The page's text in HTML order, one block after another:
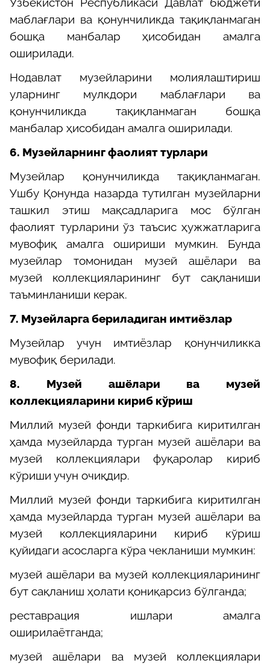
маблағлари ва қонунчиликда тақиқланмаган
бошқа манбалар ҳисобидан амалга
оширилади.
Нодавлат музейларини молиялаштириш
уларнинг мулкдори маблағлари ва
қонунчиликда тақиқланмаган бошқа
манбалар ҳисобидан амалга оширилади.
6. Музейларнинг фаолият турлари
Музейлар қонунчиликда тақиқланмаган.
Ушбу Қонунда назарда тутилган музейларни
ташкил этиш мақсадларига мос бўлган
фаолият турларини ўз таъсис ҳужжатларига
мувофиқ амалга ошириши мумкин. Бунда
музейлар томонидан музей ашёлари ва
музей коллекцияларининг бут сақланиши
таъминланиши керак.
7. Музейларга бериладиган имтиёзлар
Музейлар учун имтиёзлар қонунчиликка
мувофиқ берилади.
8. Музей ашёлари ва музей
коллекцияларини кириб кўриш
Миллий музей фонди таркибига киритилган
ҳамда музейларда турган музей ашёлари ва
музей коллекциялари фуқаролар кириб
кўриши учун очиқдир.
Миллий музей фонди таркибига киритилган
ҳамда музейларда турган музей ашёлари ва
музей коллекцияларини кириб кўриш
қуйидаги асосларга кўра чекланиши мумкин:
музей ашёлари ва музей коллекцияларининг
бут сақланиш ҳолати қониқарсиз бўлганда;
реставрация ишлари амалга
оширилаётганда;
музей ашёлари ва музей коллекциялари